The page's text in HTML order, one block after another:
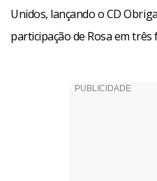
Unidos, lançando o CD
participação de Rosa em três